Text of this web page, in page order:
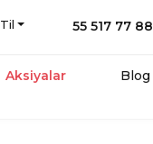
Til 55 517 77 88
Aksiyalar Blog